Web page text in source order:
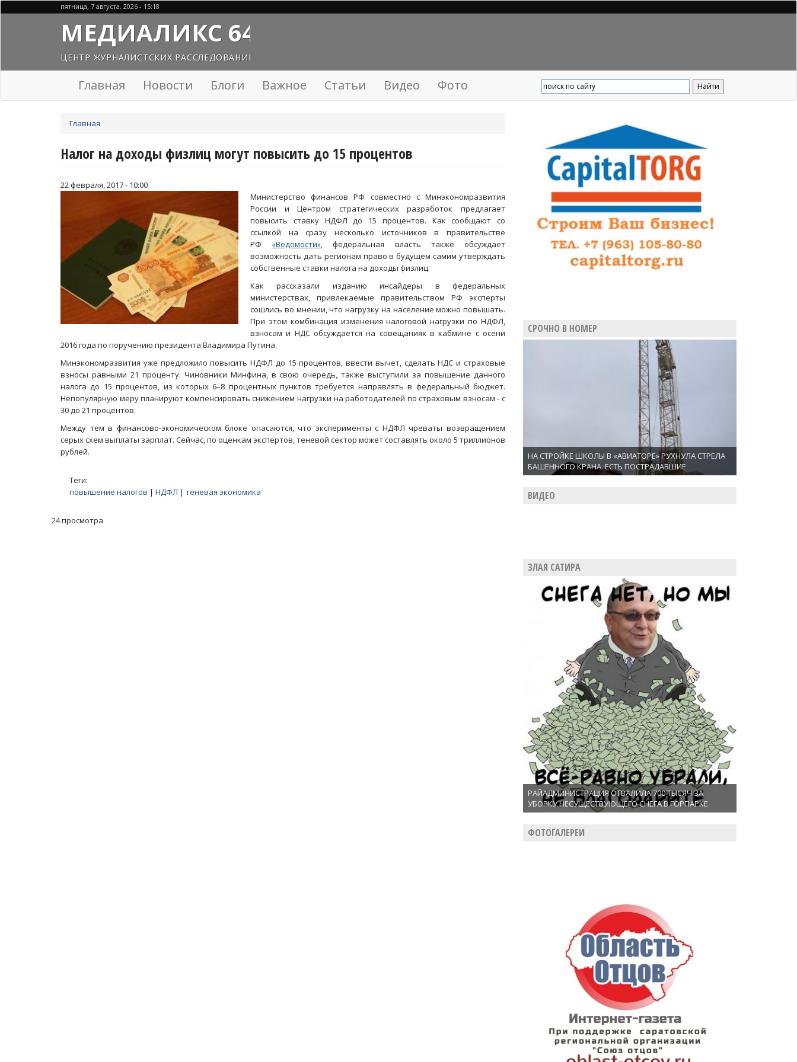
пятница, 7 августа, 2026 - 15:18
МЕДИАЛИКС 64
ЦЕНТР ЖУРНАЛИСТСКИХ РАССЛЕДОВАНИЙ
Главная Новости Блоги Важное Статьи Видео Фото
здесь
Главная
Налог на доходы физлиц могут повысить до 15 процентов
22 февраля, 2017 - 10:00
Министерство финансов РФ совместно с Минэкономразвития
России и Центром стратегических разработок предлагает
повысить ставку НДФЛ до 15 процентов. Как сообщают со
ссылкой на сразу несколько источников в правительстве
РФ «Ведомости», федеральная власть также обсуждает
возможность дать регионам право в будущем самим утверждать
собственные ставки налога на доходы физлиц.
Как рассказали изданию инсайдеры в федеральных
министерствах, привлекаемые правительством РФ эксперты
сошлись во мнении, что нагрузку на население можно повышать.
При этом комбинация изменения налоговой нагрузки по НДФЛ,
взносам и НДС обсуждается на совещаниях в кабмине с осени
2016 года по поручению президента Владимира Путина.
Минэкономразвития уже предложило повысить НДФЛ до 15 процентов, ввести вычет, сделать НДС и страховые
взносы равными 21 проценту. Чиновники Минфина, в свою очередь, также выступили за повышение данного
налога до 15 процентов, из которых 6–8 процентных пунктов требуется направлять в федеральный бюджет.
Непопулярную меру планируют компенсировать снижением нагрузки на работодателей по страховым взносам - с
30 до 21 процентов.
Между тем в финансово-экономическом блоке опасаются, что эксперименты с НДФЛ чреваты возвращением
серых схем выплаты зарплат. Сейчас, по оценкам экспертов, теневой сектор может составлять около 5 триллионов
рублей.
Теги:
повышение налогов | НДФЛ | теневая экономика
24 просмотра
СРОЧНО В НОМЕР
НА СТРОЙКЕ ШКОЛЫ В «АВИАТОРЕ» РУХНУЛА СТРЕЛА
БАШЕННОГО КРАНА. ЕСТЬ ПОСТРАДАВШИЕ
ВИДЕО
ЗЛАЯ САТИРА
РАЙАДМИНИСТРАЦИЯ ОТВАЛИЛА 700 ТЫСЯЧ ЗА
УБОРКУ НЕСУЩЕСТВУЮЩЕГО СНЕГА В ГОРПАРКЕ
ФОТОГАЛЕРЕИ